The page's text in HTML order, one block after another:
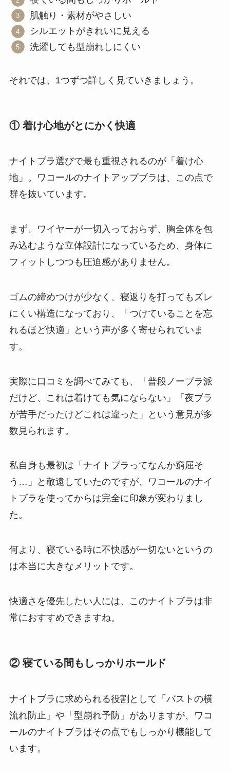
肌触り・素材がやさしい
シルエットがきれいに見える
洗濯しても型崩れしにくい
それでは、1つずつ詳しく見ていきましょう。
① 着け心地がとにかく快適
ナイトブラ選びで最も重視されるのが「着け心
地」。ワコールのナイトアップブラは、この点で
群を抜いています。
まず、ワイヤーが一切入っておらず、胸全体を包
み込むような立体設計になっているため、身体に
フィットしつつも圧迫感がありません。
ゴムの締めつけが少なく、寝返りを打ってもズレ
にくい構造になっており、「つけていることを忘
れるほど快適」という声が多く寄せられていま
す。
実際に口コミを調べてみても、「普段ノーブラ派
だけど、これは着けても気にならない」「夜ブラ
が苦手だったけどこれは違った」という意見が多
数見られます。
私自身も最初は「ナイトブラってなんか窮屈そ
う…」と敬遠していたのですが、ワコールのナイ
トブラを使ってからは完全に印象が変わりまし
た。
何より、寝ている時に不快感が一切ないというの
は本当に大きなメリットです。
快適さを優先したい人には、このナイトブラは非
常におすすめできますね。
② 寝ている間もしっかりホールド
ナイトブラに求められる役割として「バストの横
流れ防止」や「型崩れ予防」がありますが、ワコ
ールのナイトブラはその点でもしっかり機能して
います。